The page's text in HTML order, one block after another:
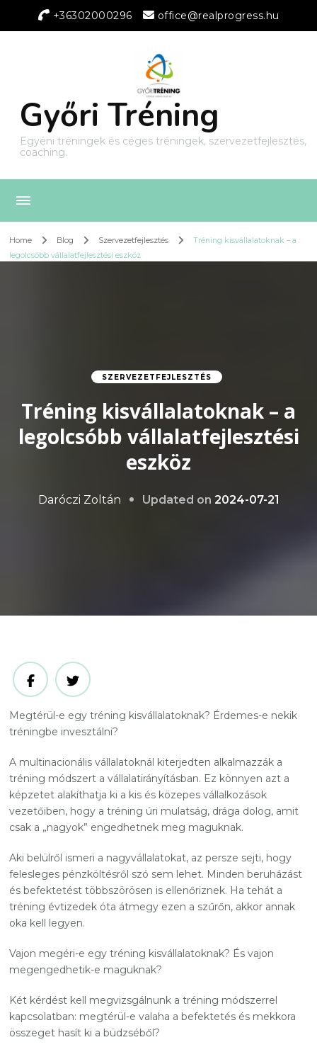
+36302000296 office@realprogress.hu
Győri Tréning
Egyéni tréningek és céges tréningek, szervezetfejlesztés,
coaching.
Home Blog Szervezetfejlesztés
Tréning kisvállalatoknak – a
legolcsóbb vállalatfejlesztési eszköz
SZERVEZETFEJLESZTÉS
Tréning kisvállalatoknak – a
legolcsóbb vállalatfejlesztési
eszköz
Daróczi Zoltán Updated on 2024-07-21
Megtérül-e egy tréning kisvállalatoknak? Érdemes-e nekik
tréningbe invesztálni?
A multinacionális vállalatoknál kiterjedten alkalmazzák a
tréning módszert a vállalatirányításban. Ez könnyen azt a
képzetet alakíthatja ki a kis és közepes vállalkozások
vezetőiben, hogy a tréning úri mulatság, drága dolog, amit
csak a „nagyok” engedhetnek meg maguknak.
Aki belülről ismeri a nagyvállalatokat, az persze sejti, hogy
felesleges pénzköltésről szó sem lehet. Minden beruházást
és befektetést többszörösen is ellenőriznek. Ha tehát a
tréning évtizedek óta átmegy ezen a szűrőn, akkor annak
oka kell legyen.
Vajon megéri-e egy tréning kisvállalatoknak? És vajon
megengedhetik-e maguknak?
Két kérdést kell megvizsgálnunk a tréning módszerrel
kapcsolatban: megtérül-e valaha a befektetés és mekkora
összeget hasít ki a büdzséből?